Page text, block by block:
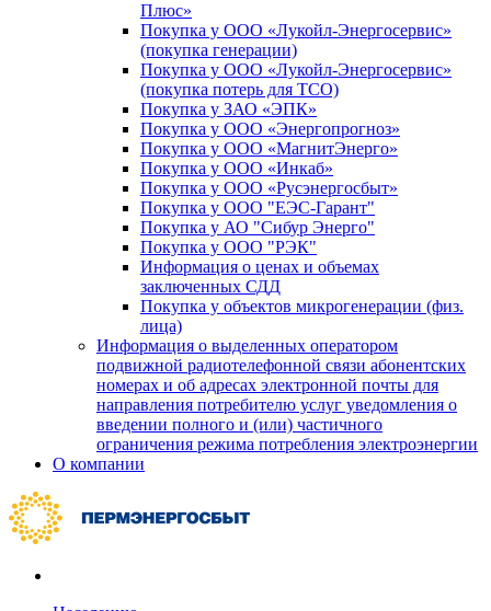
Плюс»
Покупка у ООО «Лукойл-Энергосервис»
(покупка генерации)
Покупка у ООО «Лукойл-Энергосервис»
(покупка потерь для ТСО)
Покупка у ЗАО «ЭПК»
Покупка у ООО «Энергопрогноз»
Покупка у ООО «МагнитЭнерго»
Покупка у ООО «Инкаб»
Покупка у ООО «Русэнергосбыт»
Покупка у ООО "ЕЭС-Гарант"
Покупка у АО "Сибур Энерго"
Покупка у ООО "РЭК"
Информация о ценах и объемах
заключенных СДД
Покупка у объектов микрогенерации (физ.
лица)
Информация о выделенных оператором
подвижной радиотелефонной связи абонентских
номерах и об адресах электронной почты для
направления потребителю услуг уведомления о
введении полного и (или) частичного
ограничения режима потребления электроэнергии
О компании